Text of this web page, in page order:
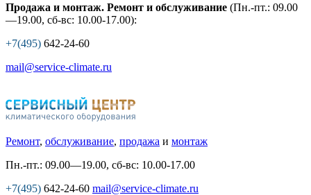
Продажа и монтаж. Ремонт и обслуживание (Пн.-пт.: 09.00
—19.00, сб-вс: 10.00-17.00):
+7(495) 642-24-60
mail@service-climate.ru
Ремонт, обслуживание, продажа и монтаж
Пн.-пт.: 09.00—19.00, сб-вс: 10.00-17.00
+7(495) 642-24-60 mail@service-climate.ru